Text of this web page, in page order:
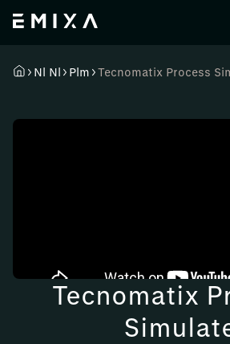
Nl Nl Plm Tecnomatix Process
Tecnomatix